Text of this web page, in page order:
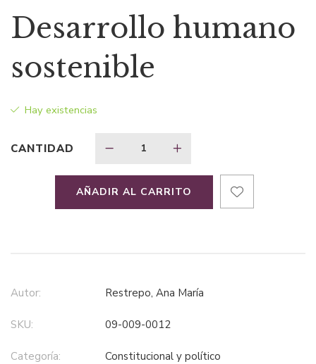
precio
original
era:
$35,99.
precio
es:
Desarrollo humano
sostenible
Hay existencias
CANTIDAD
AÑADIR AL CARRITO
Autor: Restrepo, Ana María
SKU: 09-009-0012
Categoría: constitucional y político